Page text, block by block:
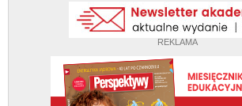
REKLAMA